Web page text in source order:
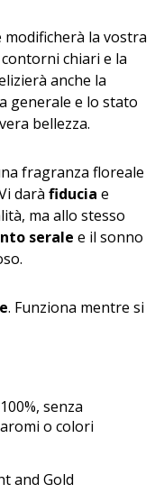
la vostra
chiari e la
anche la
generale e lo stato
bellezza.
fragranza floreale
darà fiducia e
ma allo stesso
serale e il sonno
. Funziona mentre si
senza
o colori
and Gold